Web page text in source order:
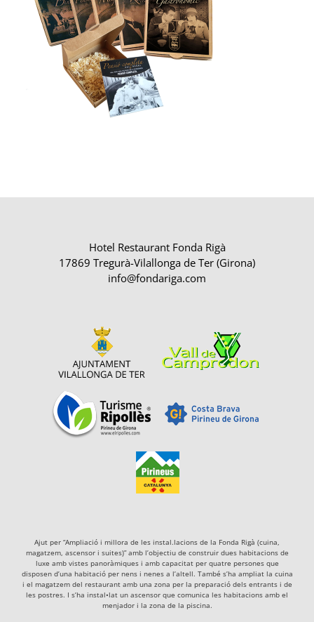
Hotel Restaurant Fonda Rigà
17869 Tregurà-Vilallonga de Ter (Girona)
info@fondariga.com
Ajut per “Ampliació i millora de les instal.lacions de la Fonda Rigà (cuina,
magatzem, ascensor i suites)” amb l’objectiu de construir dues habitacions de
luxe amb vistes panoràmiques i amb capacitat per quatre persones que
disposen d’una habitació per nens i nenes a l’altell. També s’ha ampliat la cuina
i el magatzem del restaurant amb una zona per la preparació dels entrants i de
les postres. I s’ha instal•lat un ascensor que comunica les habitacions amb el
menjador i la zona de la piscina.